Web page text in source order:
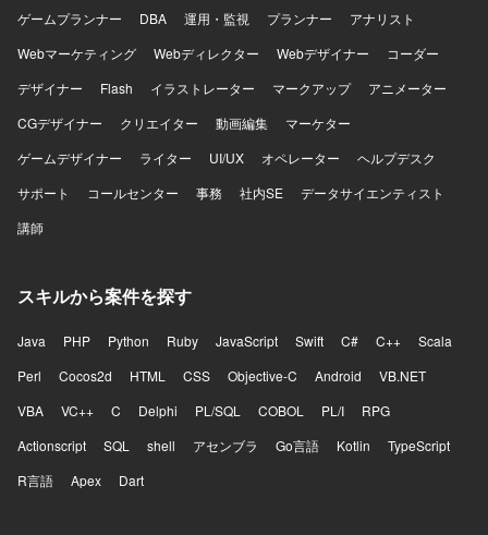
SpringBootを中心としたバックエンド環境と、Reactベース
AWSを利用しており、AIツールとしてClaude Codeや
Copilotを併用しながら開発・テスト・レビューを行ってい
ただきます。
ゲームプランナー
DBA 運用・監視 プランナー
アナリスト
Webマーケティング
Webディレクター Webデザイナー
コーダー
デザイナー
Flash イラストレーター マークアップ
アニメーター
CGデザイナー
クリエイター 動画編集
マーケター
ゲームデザイナー
ライター UI/UX オペレーター
ヘルプデスク
サポート
コールセンター 事務 社内SE
データサイエンティスト
講師
スキルから案件を探す
Java PHP Python Ruby JavaScript Swift C# C++
Scala
Perl
Cocos2d HTML CSS Objective-C Android
VB.NET
VBA
VC++ C Delphi PL/SQL COBOL PL/I
RPG
Actionscript
SQL shell アセンブラ Go言語 Kotlin
TypeScript
R言語
Apex Dart